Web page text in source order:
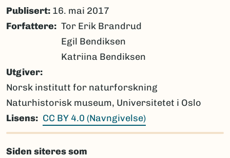
Publisert: 16. mai 2017
Forfattere
Tor Erik Brandrud
Egil Bendiksen
Katriina Bendiksen
Utgiver
Norsk institutt for naturforskning
Naturhistorisk museum, Universitetet i Oslo
Lisens
CC BY 4.0 (Navngivelse)
Siden siteres som